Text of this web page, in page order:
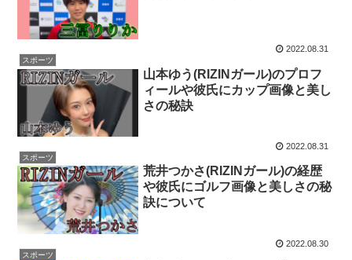
2022.08.31
スポーツ
山本ゆう(RIZINガール)のプロフ
ィールや彼氏にカップ画像と美し
さの秘訣
2022.08.31
スポーツ
荒井つかさ(RIZINガール)の経歴
や彼氏にゴルフ画像と美しさの秘
訣について
2022.08.30
スポーツ